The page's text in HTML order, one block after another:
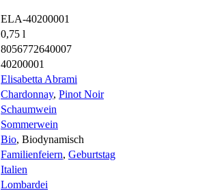
ELA-40200001
0,75 l
8056772640007
40200001
Elisabetta Abrami
Chardonnay, Pinot Noir
Schaumwein
Sommerwein
Bio, Biodynamisch
Familienfeiern, Geburtstag
Italien
Lombardei